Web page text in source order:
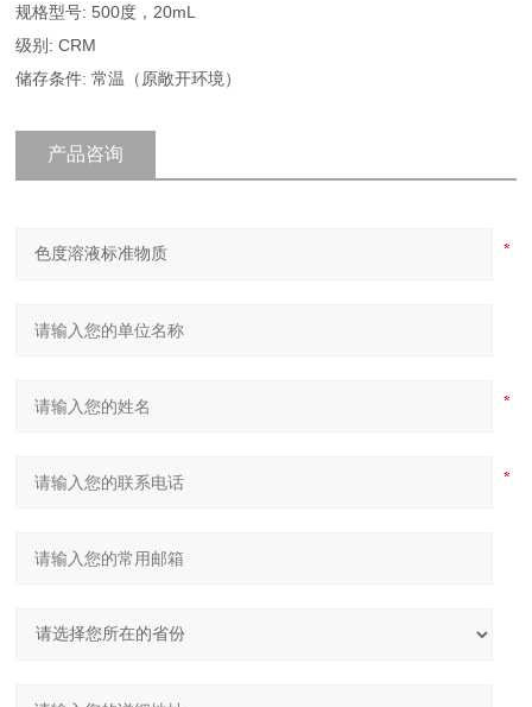
规格型号: 500度，20mL
级别: CRM
储存条件: 常温（原敞开环境）
产品咨询